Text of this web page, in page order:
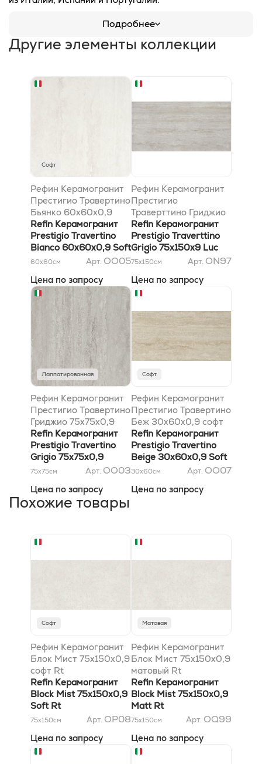
Подробнее
Другие элементы коллекции
Софт
Рефин Керамогранит
Престигио Травертино
Бьянко 60x60x0,9
софт Rt
Refin Керамогранит
Prestigio Travertino
Bianco 60x60x0,9 Soft
Rt
60x60см Арт. OO05
Цена по запросу
Рефин Керамогранит
Престигио
Траверттино Гриджио
75x150x9 глянцевый
Ретт
Refin Керамогранит
Prestigio Traverttino
Grigio 75x150x9 Luc
Rett
75x150см Арт. ON97
Цена по запросу
Лаппатированная
Рефин Керамогранит
Престигио Травертино
Гриджио 75x75x0,9
глянцевый Rt
Refin Керамогранит
Prestigio Travertino
Grigio 75x75x0,9
Lucido Rt
75x75см Арт. OO03
Цена по запросу
Софт
Рефин Керамогранит
Престигио Травертино
Беж 30x60x0,9 софт
Rt
Refin Керамогранит
Prestigio Travertino
Beige 30x60x0,9 Soft
Rt
30x60см Арт. OO07
Цена по запросу
Похожие товары
Софт
Рефин Керамогранит
Блок Мист 75x150x0,9
софт Rt
Refin Керамогранит
Block Mist 75x150x0,9
Soft Rt
75x150см Арт. OP08
Цена по запросу
Матовая
Рефин Керамогранит
Блок Мист 75x150x0,9
матовый Rt
Refin Керамогранит
Block Mist 75x150x0,9
Matt Rt
75x150см Арт. OQ99
Цена по запросу